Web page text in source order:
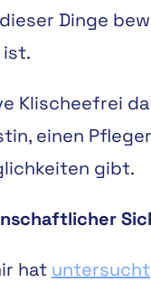
Dinge
Klischeefrei
einen
gibt.
hat untersucht